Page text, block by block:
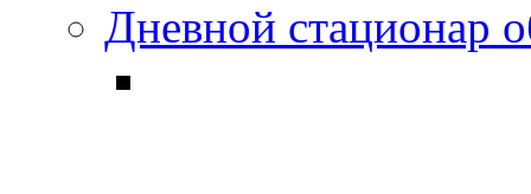
Дневной стационар